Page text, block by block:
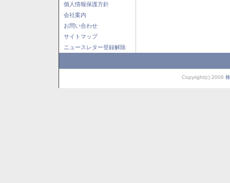
個人情報保護方針
会社案内
お問い合わせ
サイトマップ
ニュースレター登録解除
Copyright(c) 2008